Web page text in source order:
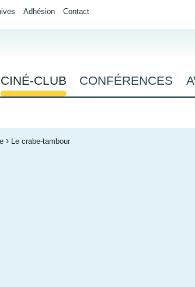
Adhésion Contact
CINÉ-CLUB
- ACTIF
CONFÉRENCES
› Le crabe-tambour